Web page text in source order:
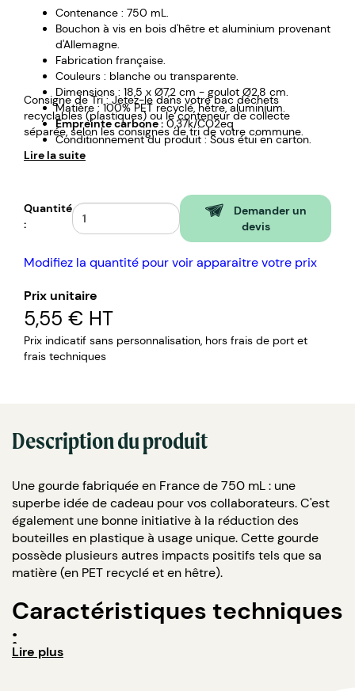
Contenance : 750 mL.
Bouchon à vis en bois d'hêtre et aluminium provenant
d'Allemagne.
Fabrication française.
Couleurs : blanche ou transparente.
Dimensions : 18,5 x Ø7,2 cm - goulot Ø2,8 cm.
Matière : 100% PET recyclé, hêtre, aluminium.
Empreinte carbone : 0,37k/CO2eq
Conditionnement du produit : Sous étui en carton.
Poids brut par pièce : 51gr.
Consigne de Tri : Jetez-le dans votre bac déchets
recyclables (plastiques) ou le conteneur de collecte
séparée, selon les consignes de tri de votre commune.
Lire la suite
Quantité
:
Demander un
devis
Modifiez la quantité pour voir apparaitre votre prix
Prix unitaire
5,55 € HT
Prix indicatif sans personnalisation, hors frais de port et
frais techniques
Description du produit
Une gourde fabriquée en France de 750 mL : une
superbe idée de cadeau pour vos collaborateurs. C'est
également une bonne initiative à la réduction des
bouteilles en plastique à usage unique. Cette gourde
possède plusieurs autres impacts positifs tels que sa
matière (en PET recyclé et en hêtre).
Caractéristiques techniques
:
Lire plus